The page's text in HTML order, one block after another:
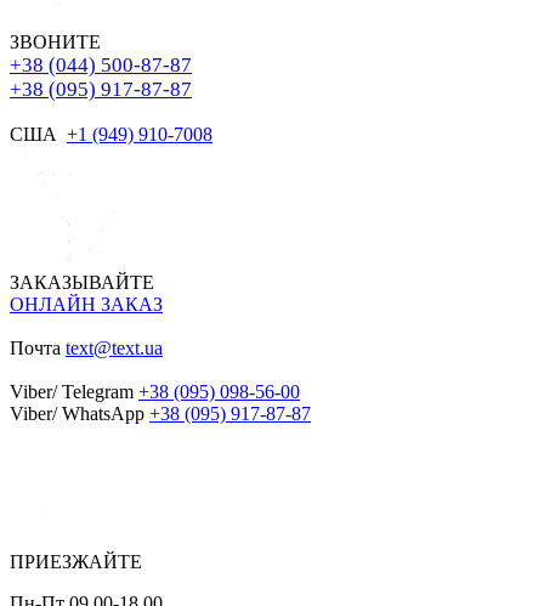
ЗВОНИТЕ
+38 (044) 500-87-87
+38 (095) 917-87-87
США +1 (949) 910-7008
ЗАКАЗЫВАЙТЕ
ОНЛАЙН ЗАКАЗ
Почта text@text.ua
Viber/ Telegram +38 (095) 098-56-00
Viber/ WhatsApp +38 (095) 917-87-87
ПРИЕЗЖАЙТЕ